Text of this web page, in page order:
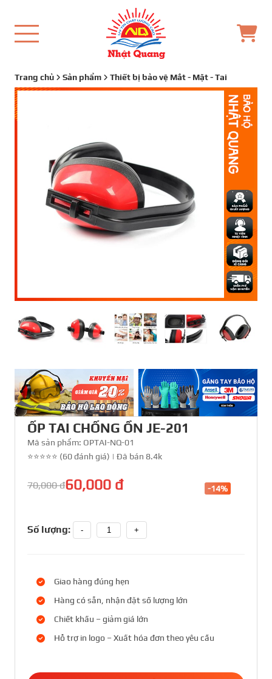
Trang chủ Sản phẩm Thiết bị bảo vệ Mắt - Mặt - Tai
ỐP TAI CHỐNG ỒN JE-201
Mã sản phẩm: OPTAI-NQ-01
⭐⭐⭐⭐⭐ (60 đánh giá) | Đã bán 8.4k
70,000 đ60,000 đ -14%
Số lượng: - +
Giao hàng đúng hẹn
Hàng có sẵn, nhận đặt số lượng lớn
Chiết khấu – giảm giá lớn
Hỗ trợ in logo – Xuất hóa đơn theo yêu cầu